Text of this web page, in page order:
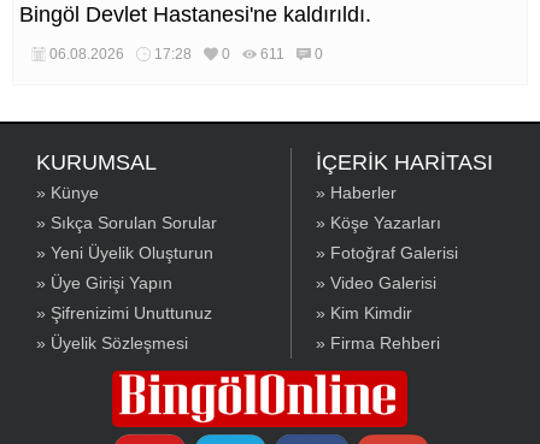
Bingöl Devlet Hastanesi'ne kaldırıldı.
06.08.2026 17:28 0 611 0
KURUMSAL
» Künye
» Sıkça Sorulan Sorular
» Yeni Üyelik Oluşturun
» Üye Girişi Yapın
» Şifrenizimi Unuttunuz
» Üyelik Sözleşmesi
İÇERİK HARİTASI
» Haberler
» Köşe Yazarları
» Fotoğraf Galerisi
» Video Galerisi
» Kim Kimdir
» Firma Rehberi